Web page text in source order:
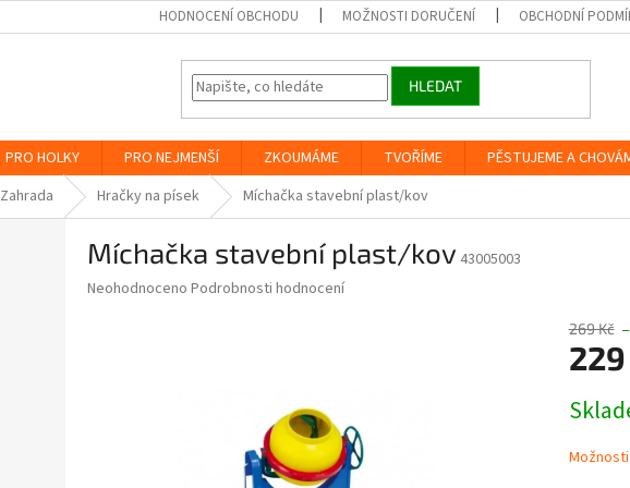
HODNOCENÍ OBCHODU MOŽNOSTI DORUČENÍ OBCHODNÍ
HLEDAT
PRO HOLKY PRO NEJMENŠÍ ZKOUMÁME TVOŘÍME PĚSTUJEME A
Zahrada Hračky na písek Míchačka stavební plast/kov
Míchačka stavební plast/kov 43005003
Průměrné
Neohodnoceno Podrobnosti hodnocení
269 Kč
cena: